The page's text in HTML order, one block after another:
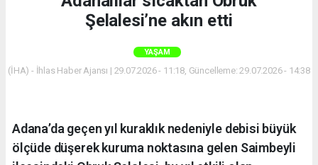
Şelalesi’ne akın etti
YAŞAM
(İHA) - İhlas Haber Ajansı | 29.07.2026 - 11:18, Güncelleme: 29.07.2026 - 14:38
Adana’da geçen yıl kuraklık nedeniyle debisi büyük
ölçüde düşerek kuruma noktasına gelen Saimbeyli